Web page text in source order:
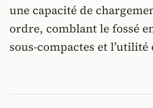
une capacité de
ordre, comblant le fossé
sous-compactes et l’utilité